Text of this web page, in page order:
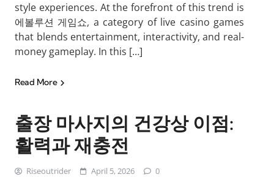
style experiences. At the forefront of this trend is
에볼루션 게임쇼, a category of live casino games
that blends entertainment, interactivity, and real-
money gameplay. In this […]
Read More
출장 마사지의 건강상 이점:
활력과 재충전
Riseoutrider April 5, 2026 0